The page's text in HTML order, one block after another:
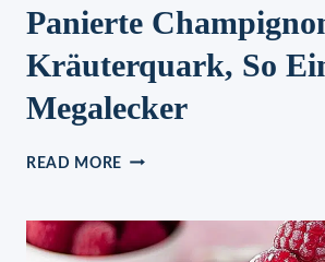
Panierte
Kräuterquark, So
Megalecker
READ MORE PANIERTE
KRÄUTERQUARK,
SO